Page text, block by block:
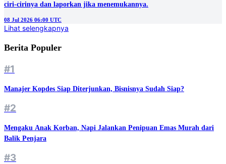
ciri-cirinya dan laporkan jika menemukannya.
08 Jul 2026 06:00 UTC
Lihat selengkapnya
Berita Populer
#1
Manajer Kopdes Siap Diterjunkan, Bisnisnya Sudah Siap?
#2
Mengaku Anak Korban, Napi Jalankan Penipuan Emas Murah dari
Balik Penjara
#3